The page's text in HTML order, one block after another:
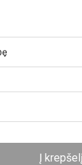
Į krepšelį